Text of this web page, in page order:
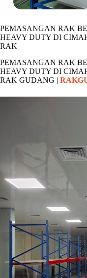
PEMASANGAN RAK
HEAVY DUTY DI
RAK
PEMASANGAN RAK
HEAVY DUTY DI
RAK GUDANG |